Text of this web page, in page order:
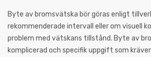
Byte av bromsvätska bör göras enligt
rekommenderade intervall eller om visuell
problem med vätskans tillstånd. Byte av
komplicerad och specifik uppgift som